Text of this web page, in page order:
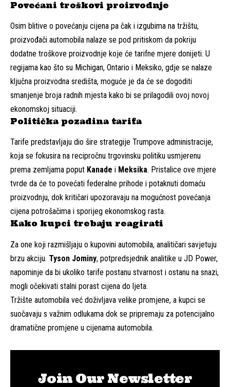
Povećani troškovi proizvodnje
Osim blitive o povećanju cijena pa čak i izgubima na tržištu,
proizvođači automobila nalaze se pod pritiskom da pokriju
dodatne troškove proizvodnje koje će tarifne mjere donijeti. U
regijama kao što su Michigan, Ontario i Meksiko, gdje se nalaze
ključna proizvodna središta, moguće je da će se dogoditi
smanjenje broja radnih mjesta kako bi se prilagodili ovoj novoj
ekonomskoj situaciji.
Politička pozadina tarifa
Tarife predstavljaju dio šire strategije Trumpove administracije,
koja se fokusira na recipročnu trgovinsku politiku usmjerenu
prema zemljama poput Kanade i Meksika. Pristalice ove mjere
tvrde da će to povećati federalne prihode i potaknuti domaću
proizvodnju, dok kritičari upozoravaju na mogućnost povećanja
cijena potrošačima i sporijeg ekonomskog rasta.
Kako kupci trebaju reagirati
Za one koji razmišljaju o kupovini automobila, analitičari savjetuju
brzu akciju. Tyson Jominy, potpredsjednik analitike u JD Power,
napominje da bi ukoliko tarife postanu stvarnost i ostanu na snazi,
mogli očekivati stalni porast cijena do ljeta.
Tržište automobila već doživljava velike promjene, a kupci se
suočavaju s važnim odlukama dok se pripremaju za potencijalno
dramatične promjene u cijenama automobila.
Join Our Newsletter